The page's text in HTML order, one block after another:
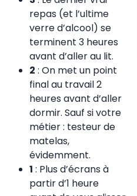
repas (et l’ultime
verre d’alcool) se
terminent 3 heures
avant d’aller au lit.
2 : On met un point
final au travail 2
heures avant d’aller
dormir. Sauf si votre
métier : testeur de
matelas,
évidemment.
1 : Plus d’écrans à
partir d’1 heure